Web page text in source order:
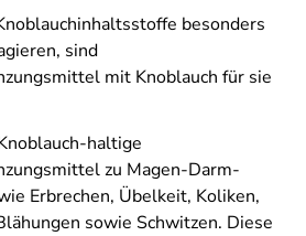
besonders
sind
mit Knoblauch für sie
haltige
zu Magen-Darm-
Erbrechen, Übelkeit, Koliken,
sowie Schwitzen. Diese